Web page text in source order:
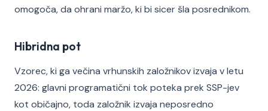
omogoča, da ohrani maržo, ki bi sicer šla posrednikom.
Hibridna pot
Vzorec, ki ga večina vrhunskih založnikov izvaja v letu
2026: glavni programatični tok poteka prek SSP-jev
kot običajno, toda založnik izvaja neposredno